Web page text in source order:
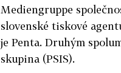
Mediengruppe
slovenské tiskové
je Penta. Druhým
skupina (PSIS).